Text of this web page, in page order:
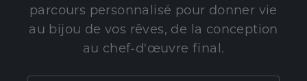
parcours personnalisé pour donner vie
au bijou de vos rêves, de la conception
au chef-d'œuvre final.